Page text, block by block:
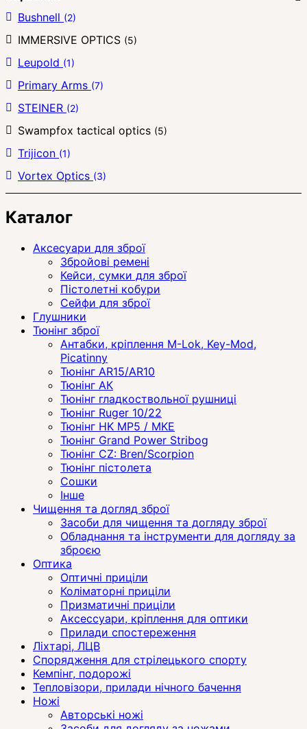
Bushnell (2)
IMMERSIVE OPTICS (5)
Leupold (1)
Primary Arms (7)
STEINER (2)
Swampfox tactical optics (5)
Trijicon (1)
Vortex Optics (3)
Каталог
Аксесуари для зброї
Збройові ремені
Кейси, сумки для зброї
Пістолетні кобури
Сейфи для зброї
Глушники
Тюнінг зброї
Антабки, кріплення M-Lok, Key-Mod,
Picatinny
Тюнінг AR15/AR10
Тюнінг АК
Тюнінг гладкоствольної рушниці
Тюнінг Ruger 10/22
Тюнінг HK MP5 / MKE
Тюнінг Grand Power Stribog
Тюнінг CZ: Bren/Scorpion
Тюнінг пістолета
Сошки
Інше
Чищення та догляд зброї
Засоби для чищення та догляду зброї
Обладнання та інструменти для догляду за
зброєю
Оптика
Оптичні приціли
Коліматорні приціли
Призматичні приціли
Аксессуари, кріплення для оптики
Прилади спостереження
Ліхтарі, ЛЦВ
Спорядження для стрілецького спорту
Кемпінг, подорожі
Тепловізори, прилади нічного бачення
Ножі
Авторські ножі